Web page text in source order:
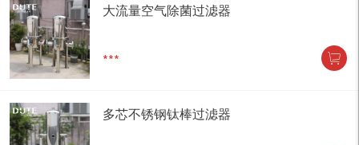
大流量空气除菌过滤器
***
多芯不锈钢钛棒过滤器